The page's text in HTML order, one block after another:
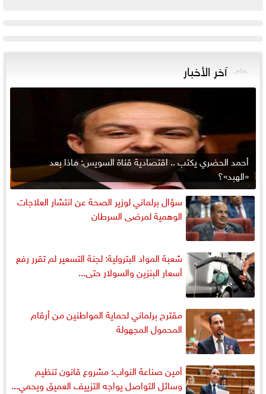
آخر الأخبار
أحمد الحضري يكتب .. اقتصادية قناة السويس: ماذا بعد
«الهبد»؟
سؤال برلماني لوزير الصحة عن انتشار العلاجات
الوهمية لمرضى السرطان
شعبة المواد البترولية: لجنة التسعير لم تقرر رفع
أسعار البنزين والسولار حتى...
مقترح برلماني لحماية المواطنين من أرقام
المحمول المجهولة
أمين صناعة النواب: مشروع قانون تنظيم
وسائل التواصل يواجه التزييف العميق ويحمي...